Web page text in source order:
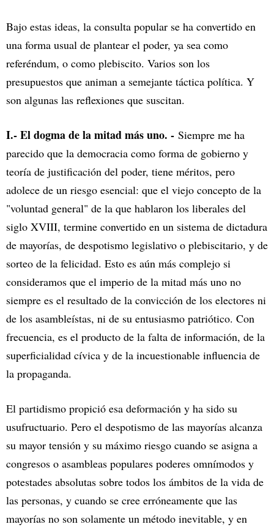
Bajo estas ideas, la consulta popular se ha convertido en
una forma usual de plantear el poder, ya sea como
referéndum, o como plebiscito. Varios son los
presupuestos que animan a semejante táctica política. Y
son algunas las reflexiones que suscitan.
I.- El dogma de la mitad más uno. - Siempre me ha
parecido que la democracia como forma de gobierno y
teoría de justificación del poder, tiene méritos, pero
adolece de un riesgo esencial: que el viejo concepto de la
"voluntad general" de la que hablaron los liberales del
siglo XVIII, termine convertido en un sistema de dictadura
de mayorías, de despotismo legislativo o plebiscitario, y de
sorteo de la felicidad. Esto es aún más complejo si
consideramos que el imperio de la mitad más uno no
siempre es el resultado de la convicción de los electores ni
de los asambleístas, ni de su entusiasmo patriótico. Con
frecuencia, es el producto de la falta de información, de la
superficialidad cívica y de la incuestionable influencia de
la propaganda.
El partidismo propició esa deformación y ha sido su
usufructuario. Pero el despotismo de las mayorías alcanza
su mayor tensión y su máximo riesgo cuando se asigna a
congresos o asambleas populares poderes omnímodos y
potestades absolutas sobre todos los ámbitos de la vida de
las personas, y cuando se cree erróneamente que las
mayorías no son solamente un método inevitable, y en